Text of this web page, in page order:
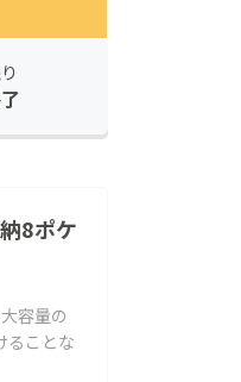
8ポケ
容量の
ることな